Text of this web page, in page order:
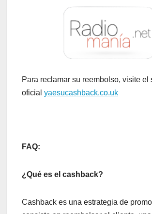
Para reclamar su reembolso, visite el
oficial yaesucashback.co.uk
FAQ:
¿Qué es el cashback?
Cashback es una estrategia de